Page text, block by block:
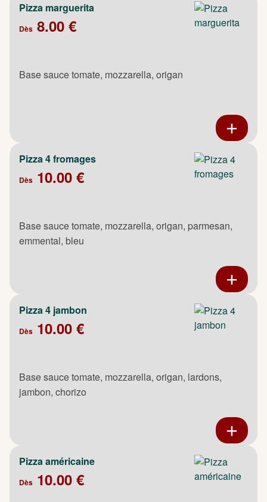
Pizza marguerita
Dès 8.00 €
Base sauce tomate, mozzarella, origan
Pizza 4 fromages
Dès 10.00 €
Base sauce tomate, mozzarella, origan, parmesan,
emmental, bleu
Pizza 4 jambon
Dès 10.00 €
Base sauce tomate, mozzarella, origan, lardons,
jambon, chorizo
Pizza américaine
Dès 10.00 €